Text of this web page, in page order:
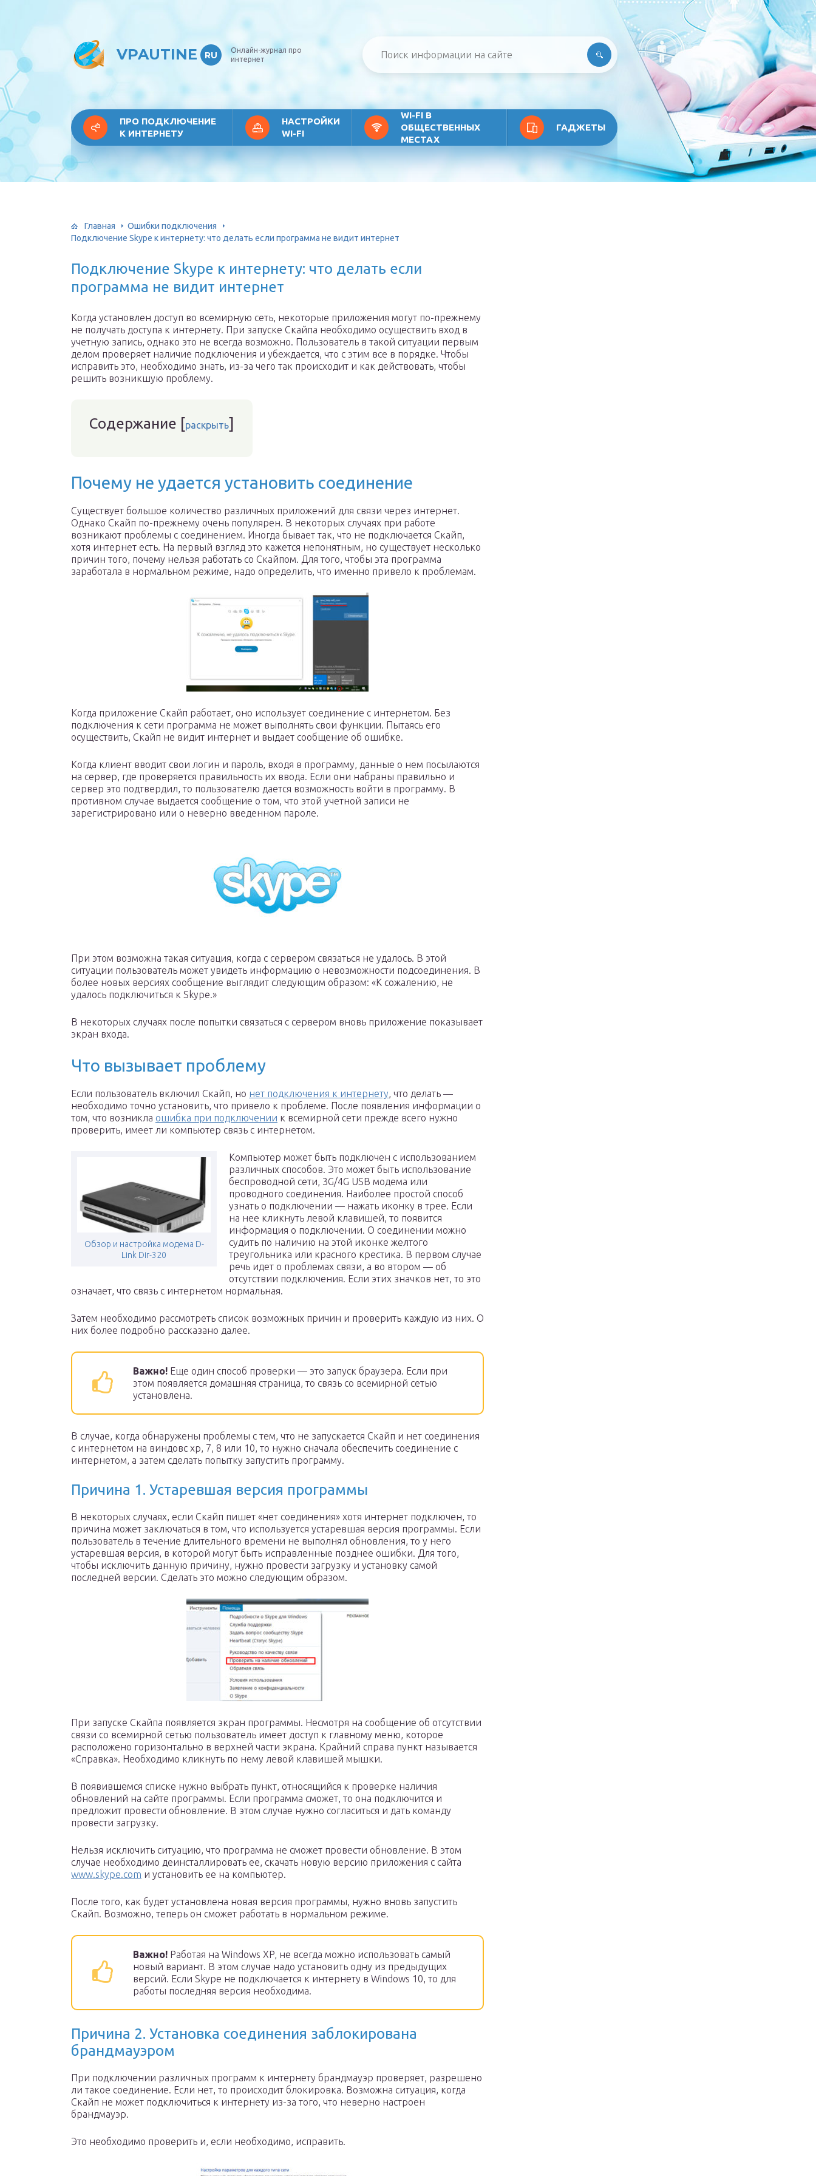
VPAUTINE RU
Онлайн-журнал про
интернет
ПРО ПОДКЛЮЧЕНИЕ
К ИНТЕРНЕТУ
НАСТРОЙКИ
WI-FI
WI-FI В
ОБЩЕСТВЕННЫХ
МЕСТАХ
ГАДЖЕТЫ
Главная
Ошибки подключения
Подключение Skype к интернету: что делать если программа не видит интернет
Подключение Skype к интернету: что делать если
программа не видит интернет
Когда установлен доступ во всемирную сеть, некоторые приложения могут по-прежнему
не получать доступа к интернету. При запуске Скайпа необходимо осуществить вход в
учетную запись, однако это не всегда возможно. Пользователь в такой ситуации первым
делом проверяет наличие подключения и убеждается, что с этим все в порядке. Чтобы
исправить это, необходимо знать, из-за чего так происходит и как действовать, чтобы
решить возникшую проблему.
Содержание [раскрыть]
Почему не удается установить соединение
Существует большое количество различных приложений для связи через интернет.
Однако Скайп по-прежнему очень популярен. В некоторых случаях при работе
возникают проблемы с соединением. Иногда бывает так, что не подключается Скайп,
хотя интернет есть. На первый взгляд это кажется непонятным, но существует несколько
причин того, почему нельзя работать со Скайпом. Для того, чтобы эта программа
заработала в нормальном режиме, надо определить, что именно привело к проблемам.
Когда приложение Скайп работает, оно использует соединение с интернетом. Без
подключения к сети программа не может выполнять свои функции. Пытаясь его
осуществить, Скайп не видит интернет и выдает сообщение об ошибке.
Когда клиент вводит свои логин и пароль, входя в программу, данные о нем посылаются
на сервер, где проверяется правильность их ввода. Если они набраны правильно и
сервер это подтвердил, то пользователю дается возможность войти в программу. В
противном случае выдается сообщение о том, что этой учетной записи не
зарегистрировано или о неверно введенном пароле.
При этом возможна такая ситуация, когда с сервером связаться не удалось. В этой
ситуации пользователь может увидеть информацию о невозможности подсоединения. В
более новых версиях сообщение выглядит следующим образом: «К сожалению, не
удалось подключиться к Skype.»
В некоторых случаях после попытки связаться с сервером вновь приложение показывает
экран входа.
Что вызывает проблему
Если пользователь включил Скайп, но нет подключения к интернету, что делать —
необходимо точно установить, что привело к проблеме. После появления информации о
том, что возникла ошибка при подключении к всемирной сети прежде всего нужно
проверить, имеет ли компьютер связь с интернетом.
Обзор и настройка модема D-
Link Dir-320
Компьютер может быть подключен с использованием
различных способов. Это может быть использование
беспроводной сети, 3G/4G USB модема или
проводного соединения. Наиболее простой способ
узнать о подключении — нажать иконку в трее. Если
на нее кликнуть левой клавишей, то появится
информация о подключении. О соединении можно
судить по наличию на этой иконке желтого
треугольника или красного крестика. В первом случае
речь идет о проблемах связи, а во втором — об
отсутствии подключения. Если этих значков нет, то это
означает, что связь с интернетом нормальная.
Затем необходимо рассмотреть список возможных причин и проверить каждую из них. О
них более подробно рассказано далее.
Важно! Еще один способ проверки — это запуск браузера. Если при
этом появляется домашняя страница, то связь со всемирной сетью
установлена.
В случае, когда обнаружены проблемы с тем, что не запускается Скайп и нет соединения
с интернетом на виндовс xp, 7, 8 или 10, то нужно сначала обеспечить соединение с
интернетом, а затем сделать попытку запустить программу.
Причина 1. Устаревшая версия программы
В некоторых случаях, если Скайп пишет «нет соединения» хотя интернет подключен, то
причина может заключаться в том, что используется устаревшая версия программы. Если
пользователь в течение длительного времени не выполнял обновления, то у него
устаревшая версия, в которой могут быть исправленные позднее ошибки. Для того,
чтобы исключить данную причину, нужно провести загрузку и установку самой
последней версии. Сделать это можно следующим образом.
При запуске Скайпа появляется экран программы. Несмотря на сообщение об отсутствии
связи со всемирной сетью пользователь имеет доступ к главному меню, которое
расположено горизонтально в верхней части экрана. Крайний справа пункт называется
«Справка». Необходимо кликнуть по нему левой клавишей мышки.
В появившемся списке нужно выбрать пункт, относящийся к проверке наличия
обновлений на сайте программы. Если программа сможет, то она подключится и
предложит провести обновление. В этом случае нужно согласиться и дать команду
провести загрузку.
Нельзя исключить ситуацию, что программа не сможет провести обновление. В этом
случае необходимо деинсталлировать ее, скачать новую версию приложения с сайта
www.skype.com и установить ее на компьютер.
После того, как будет установлена новая версия программы, нужно вновь запустить
Скайп. Возможно, теперь он сможет работать в нормальном режиме.
Важно! Работая на Windows XP, не всегда можно использовать самый
новый вариант. В этом случае надо установить одну из предыдущих
версий. Если Skype не подключается к интернету в Windows 10, то для
работы последняя версия необходима.
Причина 2. Установка соединения заблокирована
брандмауэром
При подключении различных программ к интернету брандмауэр проверяет, разрешено
ли такое соединение. Если нет, то происходит блокировка. Возможна ситуация, когда
Скайп не может подключиться к интернету из-за того, что неверно настроен
брандмауэр.
Это необходимо проверить и, если необходимо, исправить.